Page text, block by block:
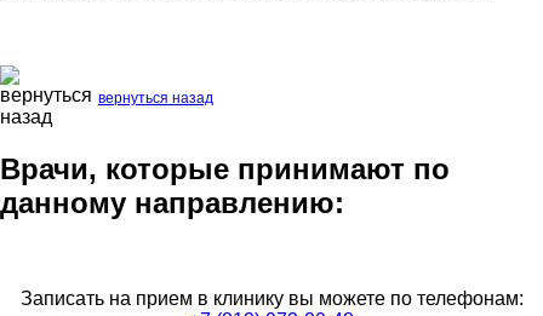
вернуться назад
Врачи, которые принимают по
данному направлению:
Записать на прием в клинику вы можете по телефонам: